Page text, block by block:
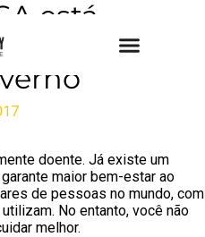
está
para
doente. Já existe um
maior bem-estar ao
de pessoas no mundo, com
No entanto, você não
melhor.